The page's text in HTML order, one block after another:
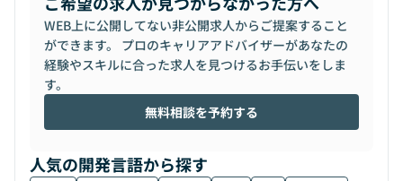
WEB上に公開してない非公開求人からご提案すること
ができます。 プロのキャリアアドバイザーがあなたの
経験やスキルに合った求人を見つけるお手伝いをしま
す。
無料相談を予約する
人気の開発言語から探す